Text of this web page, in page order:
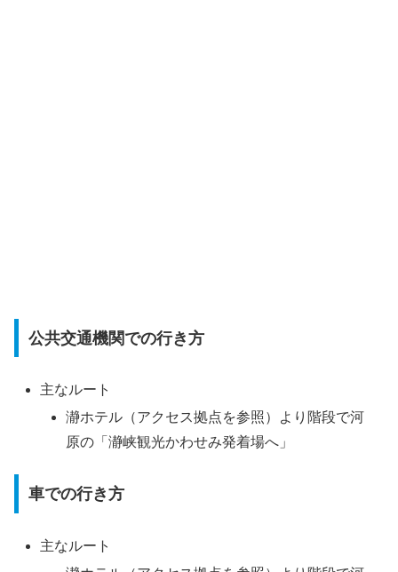
公共交通機関での行き方
主なルート
瀞ホテル（アクセス拠点を参照）より階段で河
原の「瀞峡観光かわせみ発着場へ」
車での行き方
主なルート